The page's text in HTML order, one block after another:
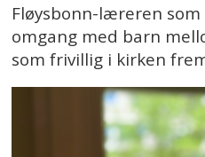
Fløysbonn-læreren
omgang med barn
som frivillig i kirken